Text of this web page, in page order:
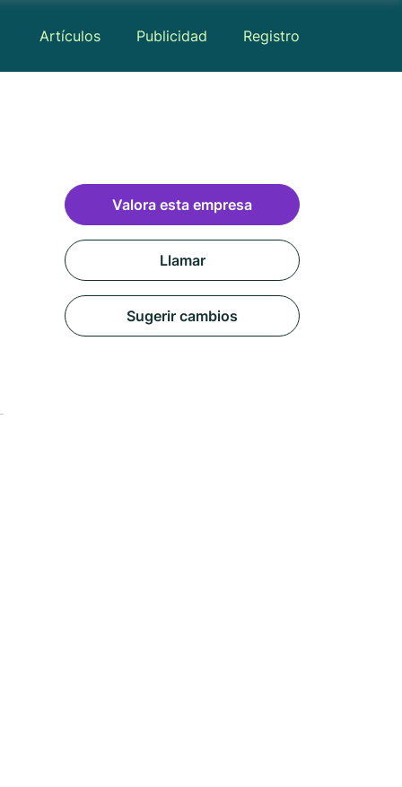
Artículos Publicidad Registro
Valora esta empresa
Llamar
Sugerir cambios